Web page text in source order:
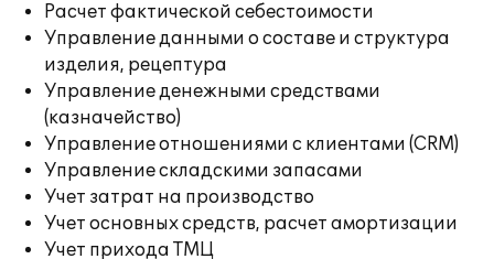
Расчет фактической себестоимости
Управление данными о составе и структура
изделия, рецептура
Управление денежными средствами
(казначейство)
Управление отношениями с клиентами (CRM)
Управление складскими запасами
Учет затрат на производство
Учет основных средств, расчет амортизации
Учет прихода ТМЦ